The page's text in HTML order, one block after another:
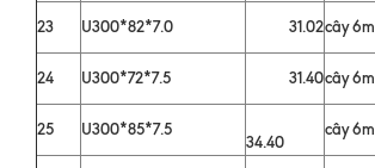
23
U300*82*7.0 31.02cây 6m
24
U300*72*7.5 31.40cây 6m
25
U300*85*7.5
34.40
cây 6m